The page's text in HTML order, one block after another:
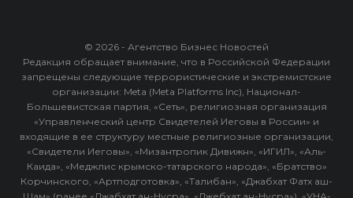
© 2026 - Агентство Бизнес Новостей
Редакция обращает внимание, что в Российской Федерации
запрещены следующие террористические и экстремистские
организации: Meta (Meta Platforms Inc), Национал-
Большевистская партия, «Сеть», религиозная организация
«Управленческий центр Свидетелей Иеговы в России» и
входящие в ее структуру местные религиозные организации,
«Свидетели Иеговы», «Мизантропик Дивижн», «ИГИЛ», «Аль-
Каида», «Меджлис крымско-татарского народа», «Братство»
Корчинского, «Артподготовка», «Талибан», «Джабхат Фатх аш-